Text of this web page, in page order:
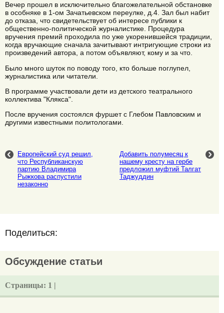
Вечер прошел в исключительно благожелательной обстановке
в особняке в 1-ом Зачатьевском переулке, д.4. Зал был набит
до отказа, что свидетельствует об интересе публики к
общественно-политической журналистике. Процедура
вручения премий проходила по уже укоренившейся традиции,
когда вручающие сначала зачитывают интригующие строки из
произведений автора, а потом объявляют, кому и за что.
Было много шуток по поводу того, кто больше поглупел,
журналистика или читатели.
В программе участвовали дети из детского театрального
коллектива "Клякса".
После вручения состоялся фуршет с Глебом Павловским и
другими известными политологами.
Европейский суд решил,
что Республиканскую
партию Владимира
Рыжкова распустили
незаконно
Добавить полумесяц к
нашему кресту на гербе
предложил муфтий Талгат
Таджуддин
Поделиться:
Обсуждение статьи
Страницы: 1 |